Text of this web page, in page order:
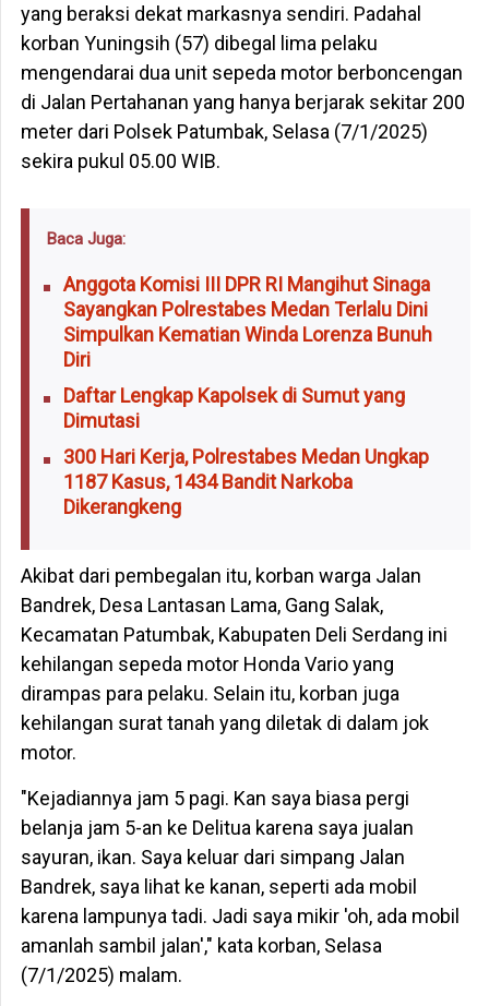
yang beraksi dekat markasnya sendiri. Padahal
korban Yuningsih (57) dibegal lima pelaku
mengendarai dua unit sepeda motor berboncengan
di Jalan Pertahanan yang hanya berjarak sekitar 200
meter dari Polsek Patumbak, Selasa (7/1/2025)
sekira pukul 05.00 WIB.
Baca Juga:
Anggota Komisi III DPR RI Mangihut Sinaga
Sayangkan Polrestabes Medan Terlalu Dini
Simpulkan Kematian Winda Lorenza Bunuh
Diri
Daftar Lengkap Kapolsek di Sumut yang
Dimutasi
300 Hari Kerja, Polrestabes Medan Ungkap
1187 Kasus, 1434 Bandit Narkoba
Dikerangkeng
Akibat dari pembegalan itu, korban warga Jalan
Bandrek, Desa Lantasan Lama, Gang Salak,
Kecamatan Patumbak, Kabupaten Deli Serdang ini
kehilangan sepeda motor Honda Vario yang
dirampas para pelaku. Selain itu, korban juga
kehilangan surat tanah yang diletak di dalam jok
motor.
"Kejadiannya jam 5 pagi. Kan saya biasa pergi
belanja jam 5-an ke Delitua karena saya jualan
sayuran, ikan. Saya keluar dari simpang Jalan
Bandrek, saya lihat ke kanan, seperti ada mobil
karena lampunya tadi. Jadi saya mikir 'oh, ada mobil
amanlah sambil jalan'," kata korban, Selasa
(7/1/2025) malam.